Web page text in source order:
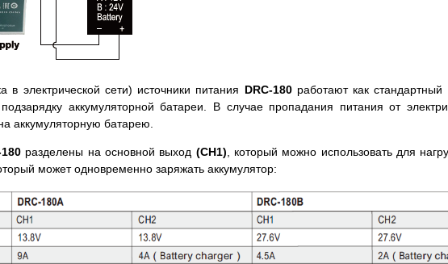
электрической сети) источники питания DRC-180работают как стандартный
аккумуляторной батареи. В случае пропадания питания от
аккумуляторную батарею.
180 разделены на основной выход (CH1) , который можно использовать для
может одновременно заряжать аккумулятор: